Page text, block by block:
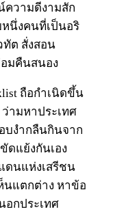
ความดีงามสัก
นึ่งคนที่เป็นอริ
ทัต สั่งสอน
มคืนสนอง
ถือกำเนิดขึ้น
ามหาประเทศ
บงำกลืนกินจาก
ดแย้งกันเอง
ดนแห่งเสรีชน
แตกต่าง หาข้อ
กประเทศ